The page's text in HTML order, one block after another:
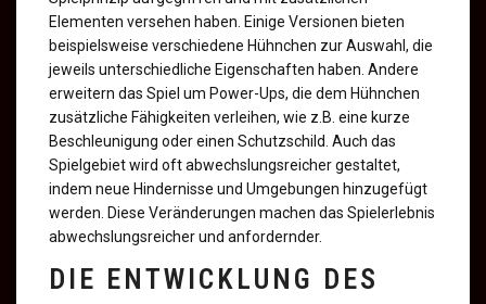
Elementen versehen haben. Einige Versionen bieten
beispielsweise verschiedene Hühnchen zur Auswahl, die
jeweils unterschiedliche Eigenschaften haben. Andere
erweitern das Spiel um Power-Ups, die dem Hühnchen
zusätzliche Fähigkeiten verleihen, wie z.B. eine kurze
Beschleunigung oder einen Schutzschild. Auch das
Spielgebiet wird oft abwechslungsreicher gestaltet,
indem neue Hindernisse und Umgebungen hinzugefügt
werden. Diese Veränderungen machen das Spielerlebnis
abwechslungsreicher und anfordernder.
DIE ENTWICKLUNG DES